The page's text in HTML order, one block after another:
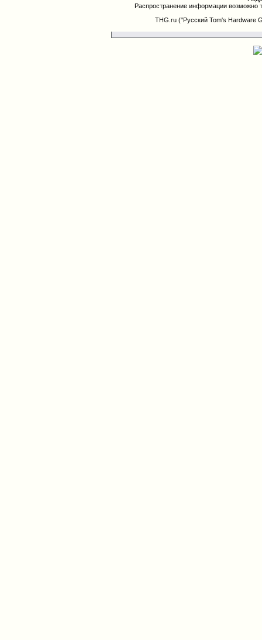
Распространение информации возможно
THG.ru ("Русский Tom's Hardware